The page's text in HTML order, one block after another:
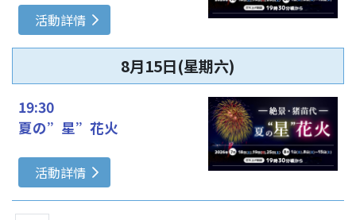
活動詳情
8月15日(星期六)
19:30
夏の”星”花火
活動詳情